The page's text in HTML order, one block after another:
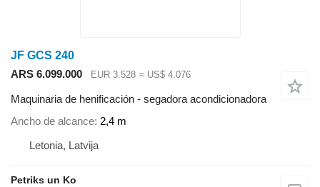
JF GCS 240
ARS 6.099.000
EUR 3.528 ≈ US$ 4.076
Maquinaria de henificación - segadora acondicionadora
Ancho de alcance 2,4 m
Letonia, Latvija
Petriks un Ko